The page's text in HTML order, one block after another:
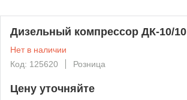
Дизельный компрессор ДК-10/10
Нет в наличии
Код: 125620
Розница
Цену уточняйте